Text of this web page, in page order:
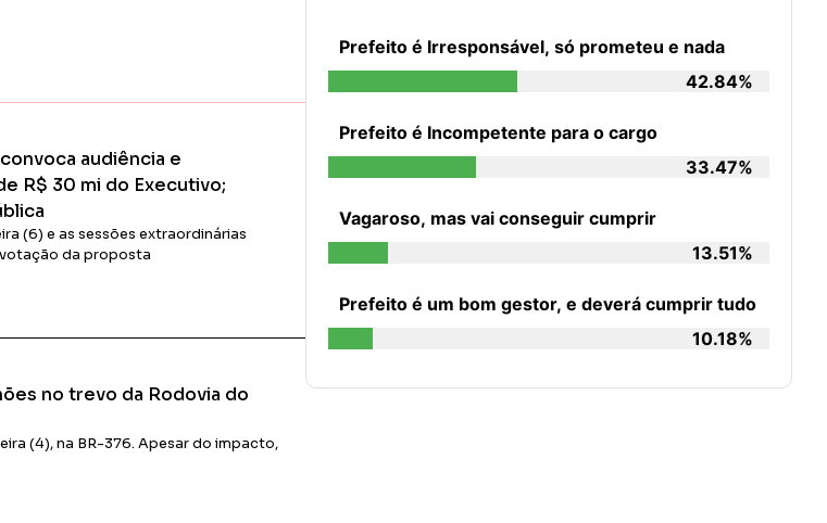
audiência e
R$ 30 mi do Executivo;
(6) e as sessões extraordinárias
da proposta
no trevo da Rodovia do
(4), na BR-376. Apesar do impacto,
Prefeito é Irresponsável, só prometeu e nada
42.84%
Prefeito é Incompetente para o cargo
33.47%
Vagaroso, mas vai conseguir cumprir
13.51%
Prefeito é um bom gestor, e deverá cumprir tudo
10.18%